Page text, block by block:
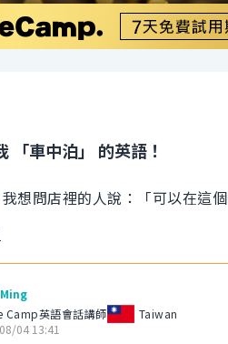
「車中泊」 的英語！
想問店裡的人說：「可以在這
Camp英語會話講師
Taiwan
04 13:41